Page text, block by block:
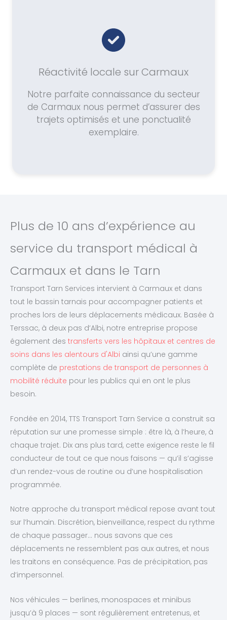
Réactivité locale sur Carmaux
Notre parfaite connaissance du secteur
de Carmaux nous permet d’assurer des
trajets optimisés et une ponctualité
exemplaire.
Plus de 10 ans d’expérience au
service du transport médical à
Carmaux et dans le Tarn
Transport Tarn Services intervient à Carmaux et dans
tout le bassin tarnais pour accompagner patients et
proches lors de leurs déplacements médicaux. Basée à
Terssac, à deux pas d’Albi, notre entreprise propose
également des transferts vers les hôpitaux et centres de
soins dans les alentours d'Albi ainsi qu’une gamme
complète de prestations de transport de personnes à
mobilité réduite pour les publics qui en ont le plus
besoin.
Fondée en 2014, TTS Transport Tarn Service a construit sa
réputation sur une promesse simple : être là, à l’heure, à
chaque trajet. Dix ans plus tard, cette exigence reste le fil
conducteur de tout ce que nous faisons — qu’il s’agisse
d’un rendez-vous de routine ou d’une hospitalisation
programmée.
Notre approche du transport médical repose avant tout
sur l’humain. Discrétion, bienveillance, respect du rythme
de chaque passager… nous savons que ces
déplacements ne ressemblent pas aux autres, et nous
les traitons en conséquence. Pas de précipitation, pas
d’impersonnel.
Nos véhicules — berlines, monospaces et minibus
jusqu’à 9 places — sont régulièrement entretenus, et